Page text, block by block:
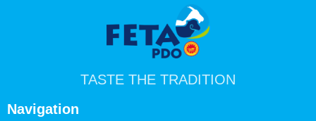
TASTE THE TRADITION
Navigation